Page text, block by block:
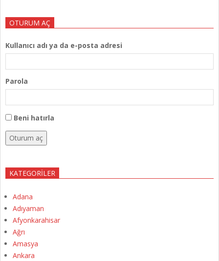
OTURUM AÇ
Kullanıcı adı ya da e-posta adresi
Parola
Beni hatırla
Oturum aç
KATEGORILER
Adana
Adıyaman
Afyonkarahisar
Ağrı
Amasya
Ankara